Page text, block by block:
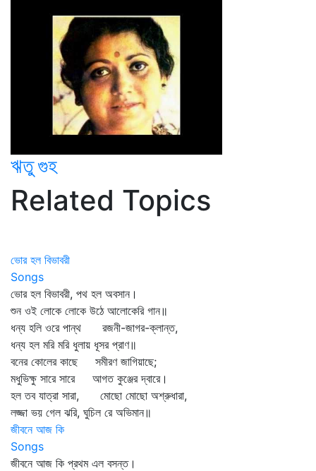
ঋতু গুহ
Related Topics
ভোর হল বিভাবরী
Songs
ভোর হল বিভাবরী, পথ হল অবসান।
শুন ওই লোকে লোকে উঠে আলোকেরি গান॥
ধন্য হলি ওরে পান্থ রজনী-জাগর-ক্লান্ত,
ধন্য হল মরি মরি ধুলায় ধূসর প্রাণ॥
বনের কোলের কাছে সমীরণ জাগিয়াছে;
মধুভিক্ষু সারে সারে আগত কুঞ্জের দ্বারে।
হল তব যাত্রা সারা, মোছো মোছো অশ্রুধারা,
লজ্জা ভয় গেল ঝরি, ঘুচিল রে অভিমান॥
জীবনে আজ কি
Songs
জীবনে আজ কি প্রথম এল বসন্ত।